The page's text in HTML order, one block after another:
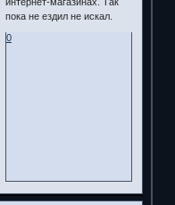
пока не ездил не искал.
0